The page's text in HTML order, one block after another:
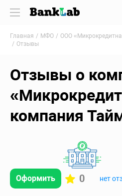
Главная МФО
ООО
Отзывы
Отзывы о
компания
Оформить 0 нет